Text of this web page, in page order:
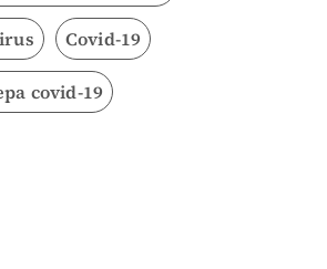
Covid-19
covid-19